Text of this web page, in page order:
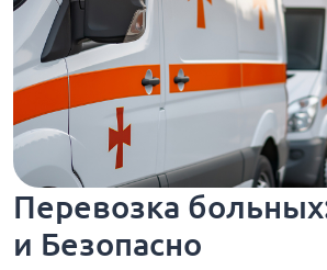
Перевозка
и Безопасно